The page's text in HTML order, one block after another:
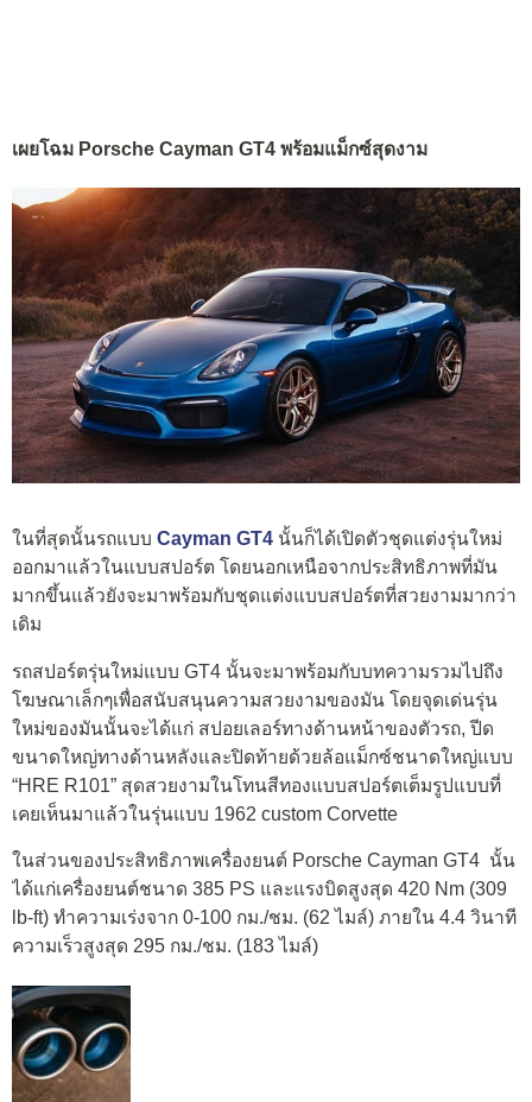
เผยโฉม Porsche Cayman GT4 พร้อมแม็กซ์สุดงาม
ในที่สุดนั้นรถแบบ Cayman GT4 นั้นก็ได้เปิดตัวชุดแต่งรุ่นใหม่
ออกมาแล้วในแบบสปอร์ต โดยนอกเหนือจากประสิทธิภาพที่มัน
มากขึ้นแล้วยังจะมาพร้อมกับชุดแต่งแบบสปอร์ตที่สวยงามมากว่า
เดิม
รถสปอร์ตรุ่นใหม่แบบ GT4 นั้นจะมาพร้อมกับบทความรวมไปถึง
โฆษณาเล็กๆเพื่อสนับสนุนความสวยงามของมัน โดยจุดเด่นรุ่น
ใหม่ของมันนั้นจะได้แก่ สปอยเลอร์ทางด้านหน้าของตัวรถ, ปีด
ขนาดใหญ่ทางด้านหลังและปิดท้ายด้วยล้อแม็กซ์ชนาดใหญ่แบบ
“HRE R101” สุดสวยงามในโทนสีทองแบบสปอร์ตเต็มรูปแบบที่
เคยเห็นมาแล้วในรุ่นแบบ 1962 custom Corvette
ในส่วนของประสิทธิภาพเครื่องยนต์ Porsche Cayman GT4 นั้น
ได้แก่เครื่องยนต์ชนาด 385 PS และแรงบิดสูงสุด 420 Nm (309
lb-ft) ทำความเร่งจาก 0-100 กม./ชม. (62 ไมล์) ภายใน 4.4 วินาที
ความเร็วสูงสุด 295 กม./ชม. (183 ไมล์)